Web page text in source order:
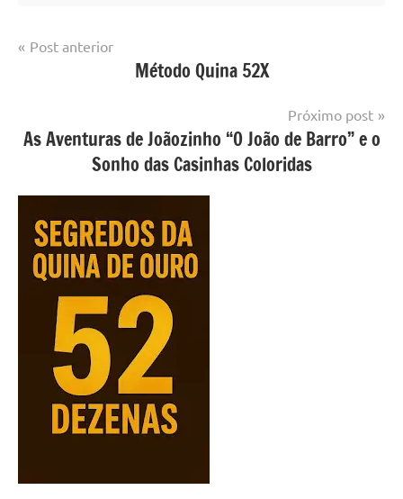
Navegação
Post anterior
Método Quina 52X
Próximo post
As Aventuras de Joãozinho “O João de Barro” e o
Sonho das Casinhas Coloridas